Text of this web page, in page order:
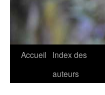
Accueil
Index des
auteurs